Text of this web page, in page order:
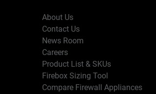
About Us
Contact Us
News Room
Careers
Product List & SKUs
Firebox Sizing Tool
Compare Firewall Appliances